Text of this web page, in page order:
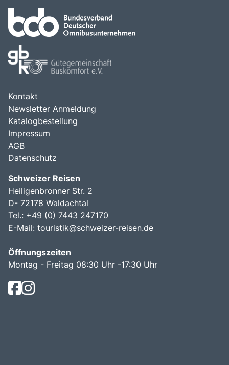
Kontakt
Newsletter Anmeldung
Katalogbestellung
Impressum
AGB
Datenschutz
Schweizer Reisen
Heiligenbronner Str. 2
D- 72178 Waldachtal
Tel.: +49 (0) 7443 247170
E-Mail: touristik@schweizer-reisen.de
Öffnungszeiten
Montag - Freitag 08:30 Uhr -17:30 Uhr